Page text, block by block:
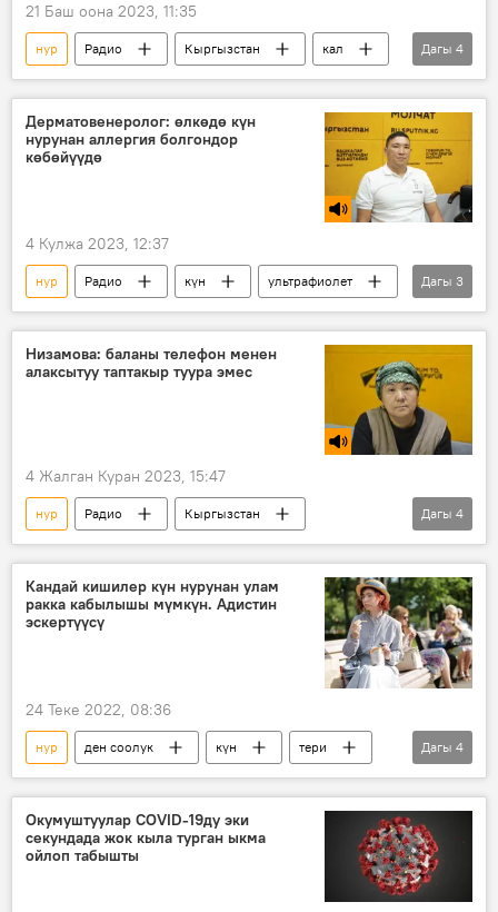
21 Баш оона 2023, 11:35
нур Радио Кыргызстан
кал
так
тери
онкология
Самат Жусупбеков
Дагы 4
Дерматовенеролог: өлкөдө күн
нурунан аллергия болгондор
көбөйүүдө
4 Кулжа 2023, 12:37
нур Радио күн
ультрафиолет
тери
оору
Кундузбек Тургунбеков
Дагы 3
Низамова: баланы телефон менен
алаксытуу таптакыр туура эмес
4 Жалган Куран 2023, 15:47
нур Радио
Кыргызстан
медицина
телефон
терапевт
гаджет
Дагы 4
Кандай кишилер күн нурунан улам
ракка кабылышы мүмкүн. Адистин
эскертүүсү
24 Теке 2022, 08:36
нур ден соолук күн
тери
кал
мең сактануу рак
Дагы 4
Окумуштуулар COVID-19ду эки
секундада жок кыла турган ыкма
ойлоп табышты